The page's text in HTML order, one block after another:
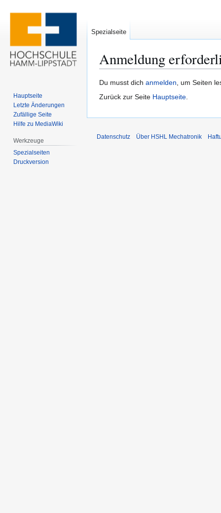
Anmeldung
Zur
Navigation
Zur
Suche
Du musst dich anmelden, um Seiten
Zurück zur Seite Hauptseite.
Spezialseite
Hauptseite
Letzte Änderungen
Zufällige Seite
Hilfe zu MediaWiki
Werkzeuge
Spezialseiten
Druckversion
Datenschutz Über HSHL Mechatronik